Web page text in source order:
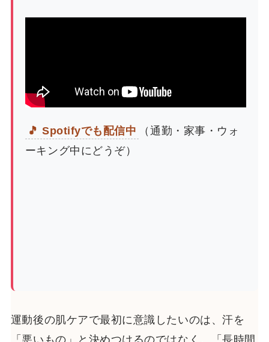
🎵 Spotifyでも配信中
（通勤・家事・ウォ
ーキング中にどうぞ）
運動後の肌ケアで最初に意識したいのは、汗を
「悪いもの」と決めつけるのではなく、「長時間